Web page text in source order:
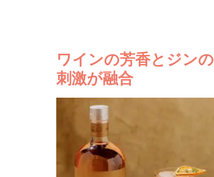
ワインの芳香とジンの
刺激が融合